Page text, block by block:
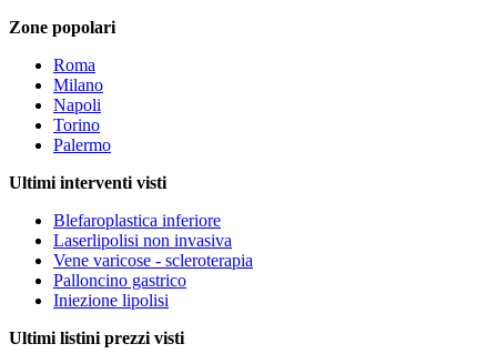
Zone popolari
Roma
Milano
Napoli
Torino
Palermo
Ultimi interventi visti
Blefaroplastica inferiore
Laserlipolisi non invasiva
Vene varicose - scleroterapia
Palloncino gastrico
Iniezione lipolisi
Ultimi listini prezzi visti